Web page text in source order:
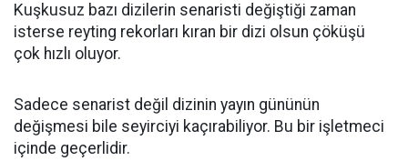
Kuşkusuz bazı dizilerin senaristi değiştiği zaman
isterse reyting rekorları kıran bir dizi olsun çöküşü
çok hızlı oluyor.
Sadece senarist değil dizinin yayın gününün
değişmesi bile seyirciyi kaçırabiliyor. Bu bir işletmeci
içinde geçerlidir.